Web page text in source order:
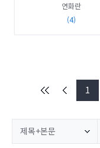
연화란
(4)
1
제목+본문